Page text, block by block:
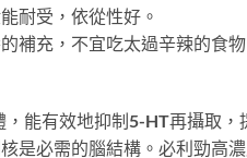
耐受，依從性好。
補充，不宜吃太過辛辣的食物
能有效地抑制5-HT再攝取
是必需的腦結構。必利勁高